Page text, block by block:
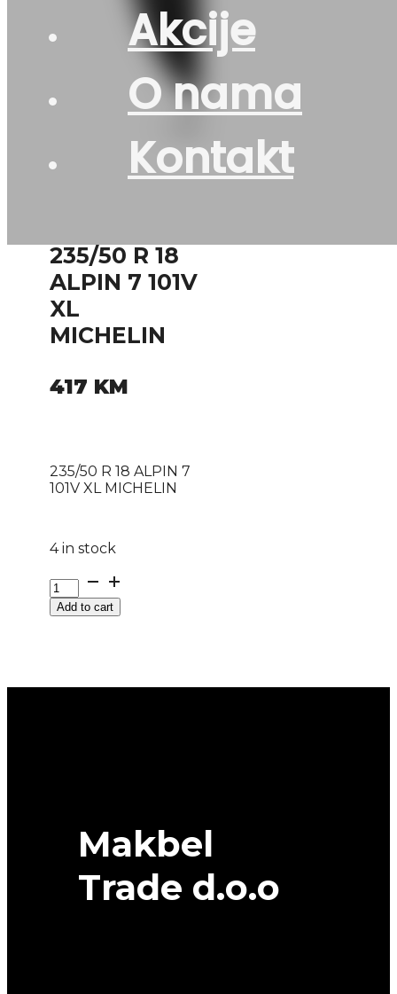
Akcije
O nama
Kontakt
235/50 R 18
ALPIN 7 101V
XL
MICHELIN
417 KM
235/50 R 18 ALPIN 7
101V XL MICHELIN
4 in stock
235/50
R
18Add to cart
Makbel
Trade d.o.o